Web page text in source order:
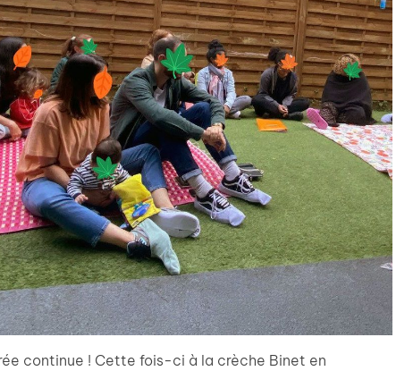
continue ! Cette fois-ci à la crèche Binet en